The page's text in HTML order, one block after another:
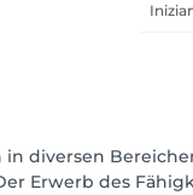
in diversen
Erwerb des